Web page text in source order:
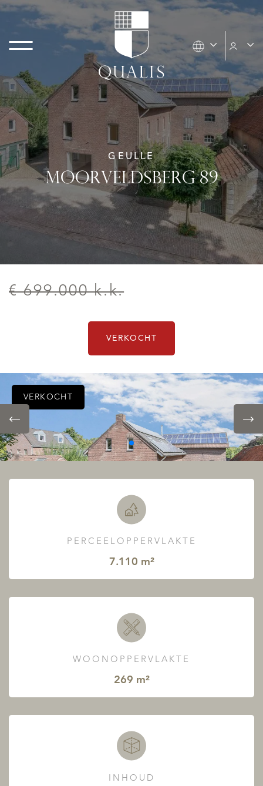
GEULLE
MOORVELDSBERG 89
€ 699.000 k.k.
VERKOCHT
VERKOCHT
PERCEELOPPERVLAKTE
7.110 m²
WOONOPPERVLAKTE
269 m²
INHOUD